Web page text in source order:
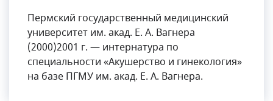
Пермский государственный медицинский
университет им. акад. Е. А. Вагнера
(2000)2001 г. — интернатура по
специальности «Акушерство и гинекология»
на базе ПГМУ им. акад. Е. А. Вагнера.